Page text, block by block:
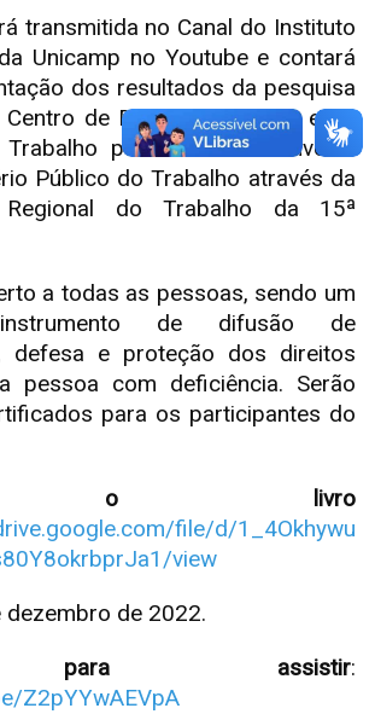
transmitida no Canal do Instituto
Unicamp no Youtube e contará
dos resultados da pesquisa
Centro de Estudos Sindicais e de
por meio do Convênio
Público do Trabalho através da
Regional do Trabalho da 15ª
a todas as pessoas, sendo um
de difusão de
defesa e proteção dos direitos
pessoa com deficiência. Serão
para os participantes do
o livro
file/d/1_4Okhywu
view
dezembro de 2022.
assistir:
Z2pYYwAEVpA